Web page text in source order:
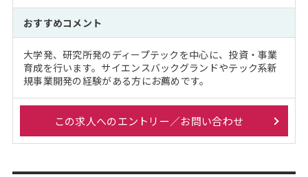
おすすめコメント
大学発、研究所発のディープテックを中心に、投資・事業
育成を行います。サイエンスバックグランドやテック系新
規事業開発の経験がある方にお薦めです。
この求人へのエントリー／お問い合わせ